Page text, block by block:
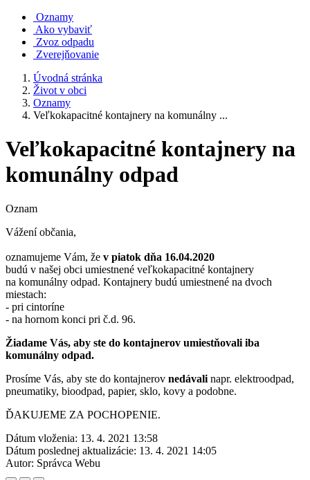
Oznamy
Ako vybaviť
Zvoz odpadu
Zverejňovanie
Úvodná stránka
Život v obci
Oznamy
Veľkokapacitné kontajnery na komunálny ...
Veľkokapacitné kontajnery na
komunálny odpad
Oznam
Vážení občania,
oznamujeme Vám, že v piatok dňa 16.04.2020
budú v našej obci umiestnené veľkokapacitné kontajnery
na komunálny odpad. Kontajnery budú umiestnené na dvoch
miestach:
- pri cintoríne
- na hornom konci pri č.d. 96.
Žiadame Vás, aby ste do kontajnerov umiestňovali iba
komunálny odpad.
Prosíme Vás, aby ste do kontajnerov nedávali napr. elektroodpad,
pneumatiky, bioodpad, papier, sklo, kovy a podobne.
ĎAKUJEME ZA POCHOPENIE.
Dátum vloženia: 13. 4. 2021 13:58
Dátum poslednej aktualizácie: 13. 4. 2021 14:05
Autor: Správca Webu